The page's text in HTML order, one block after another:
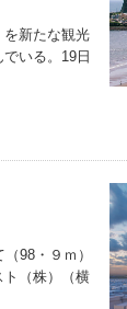
新たな観光
いる。19日
98・９ｍ）
ト（株）（横